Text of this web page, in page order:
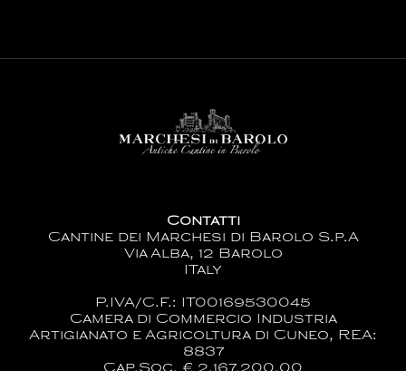
Contatti
Cantine dei Marchesi di Barolo S.p.A
Via Alba, 12 Barolo
ITaly
P.IVA/C.F.: IT00169530045
Camera di Commercio Industria
Artigianato e Agricoltura di Cuneo, REA:
8837